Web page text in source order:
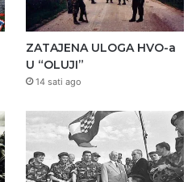
ZATAJENA ULOGA HVO-a
U “OLUJI”
14 sati ago